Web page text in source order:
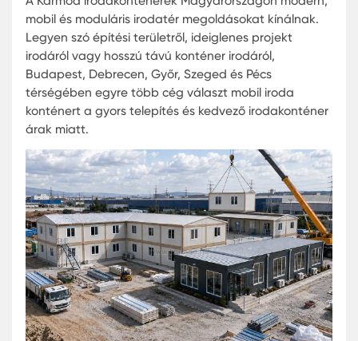
egyszerű mobil helyiségnél. Megfelelő
elektromos rendszerrel és modern belső
egész éves használatra is alkalmasak.
A Karmod irodakonténerek Magyarországon
mobil és moduláris irodatér megoldásokat
Legyen szó építési területről, ideiglenes projekt
irodáról vagy hosszú távú konténer irodáról,
Budapest, Debrecen, Győr, Szeged és Pécs
térségében egyre több cég választ mobil iroda
konténert a gyors telepítés és kedvező
árak miatt.